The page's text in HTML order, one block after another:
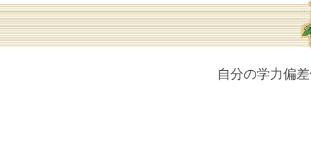
自分の学力偏